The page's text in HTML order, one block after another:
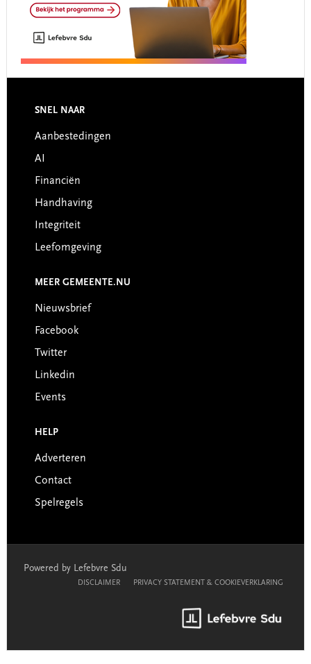
Footer
SNEL NAAR
Aanbestedingen
AI
Financiën
Handhaving
Integriteit
Leefomgeving
MEER GEMEENTE.NU
Nieuwsbrief
Facebook
Twitter
Linkedin
Events
HELP
Adverteren
Contact
Spelregels
Powered by Lefebvre Sdu
DISCLAIMER PRIVACY STATEMENT & COOKIEVERKLARING